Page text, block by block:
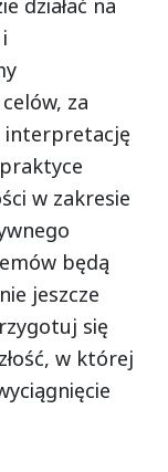
działać na
za
interpretację
w zakresie
będą
jeszcze
się
w której